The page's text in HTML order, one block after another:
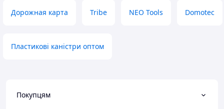
Дорожная карта Tribe NEO Tools Domotec
Пластикові каністри оптом
Покупцям